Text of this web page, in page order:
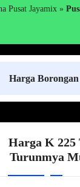
Pusat Jayamix »
Jasa
Harga K
Turunmya